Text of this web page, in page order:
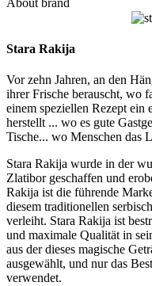
Stara Rakija
Vor zehn Jahren, an den
ihrer Frische berauscht, wo
einem speziellen Rezept ein
herstellt ... wo es gute
Tische... wo Menschen das
Stara Rakija wurde in der
Zlatibor geschaffen und
Rakija ist die führende
diesem traditionellen
verleiht. Stara Rakija ist
und maximale Qualität in
aus der dieses magische
ausgewählt, und nur das
verwendet.